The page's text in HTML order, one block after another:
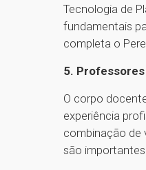
Tecnologia de
fundamentais
completa o
5.
O corpo
experiência
combinação de
são importantes